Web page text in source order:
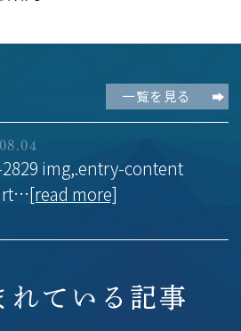
承っています。コロナ前
きました。現在使用可能
対応し、骨造成を要する
プラントのトラブル・リカ
す。外科部分のみのご依
受け入れも可能です。
ご覧ください。
一覧を見る
img,.entry-content
[read more]
れている記事